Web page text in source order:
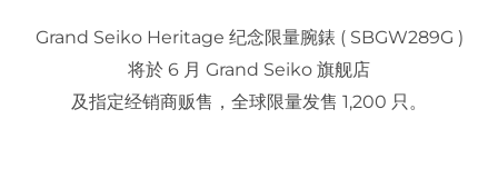
Grand Seiko Heritage 纪念限量腕錶 ( SBGW289G )
将於 6 月 Grand Seiko 旗舰店
及指定经销商贩售，全球限量发售 1,200 只。